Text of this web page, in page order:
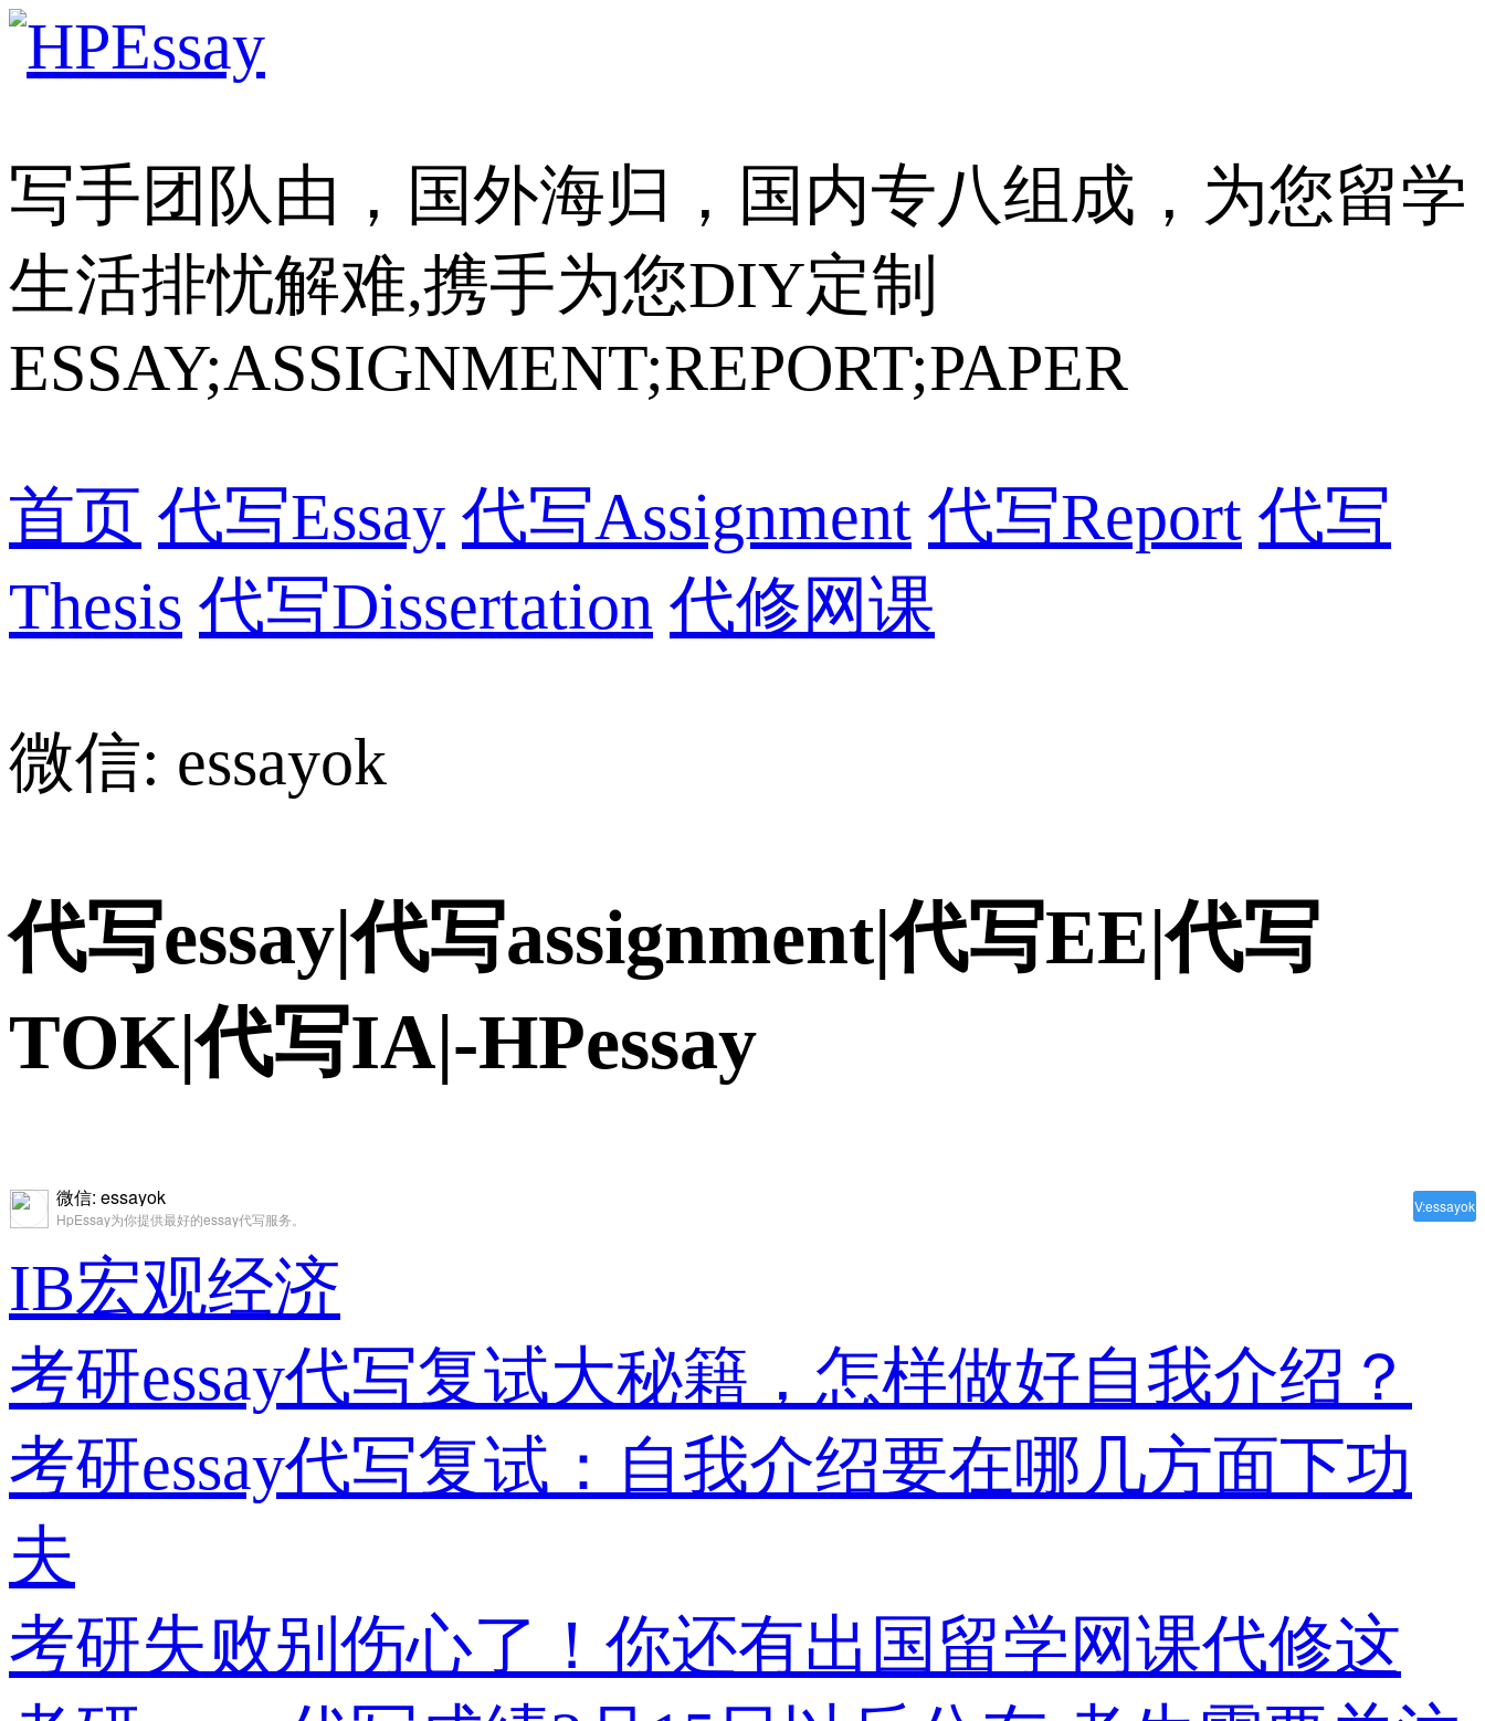
写手团队由，国外海归，国内专八组成，为您留学
生活排忧解难,携手为您DIY定制
ESSAY;ASSIGNMENT;REPORT;PAPER
首页 代写Essay 代写Assignment 代写Report 代写
Thesis 代写Dissertation 代修网课
微信: essayok
代写essay|代写assignment|代写EE|代写
TOK|代写IA|-HPessay
V:essayok
微信: essayok
HpEssay为你提供最好的essay代写服务。
IB宏观经济
考研essay代写复试大秘籍，怎样做好自我介绍？
考研essay代写复试：自我介绍要在哪几方面下功
夫
考研失败别伤心了！你还有出国留学网课代修这